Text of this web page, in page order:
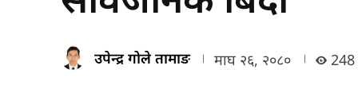
उपेन्द्र गोले तामाङ माघ २६, २०८० 248